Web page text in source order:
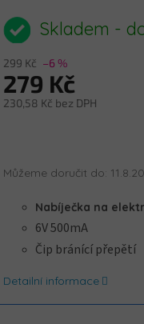
produktu
je
z
5
hvězdiček.
Skladem -
299 Kč –6 %
279 Kč
230,58 Kč bez DPH
Můžeme doručit do:
Nabíječka na
6V 500mA
Čip bránící přepětí
Detailní informace